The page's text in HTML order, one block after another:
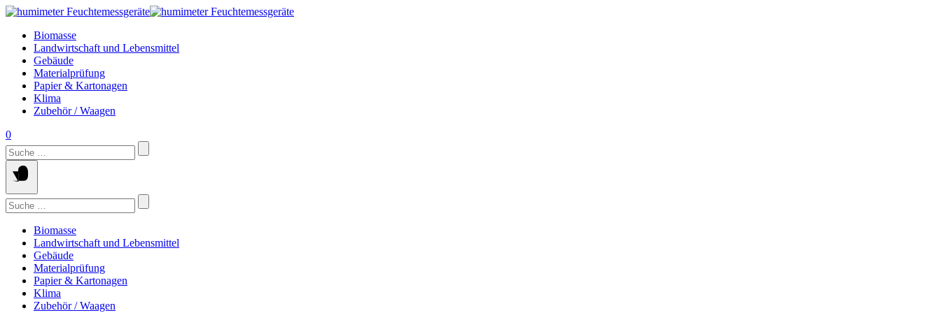
Springe
Inhalt
Biomasse
Landwirtschaft und Lebensmittel
Gebäude
Materialprüfung
Papier & Kartonagen
Klima
Zubehör / Waagen
0
Suchen
nach:
Suchen
nach:
Biomasse
Landwirtschaft und Lebensmittel
Gebäude
Materialprüfung
Papier & Kartonagen
Klima
Zubehör / Waagen